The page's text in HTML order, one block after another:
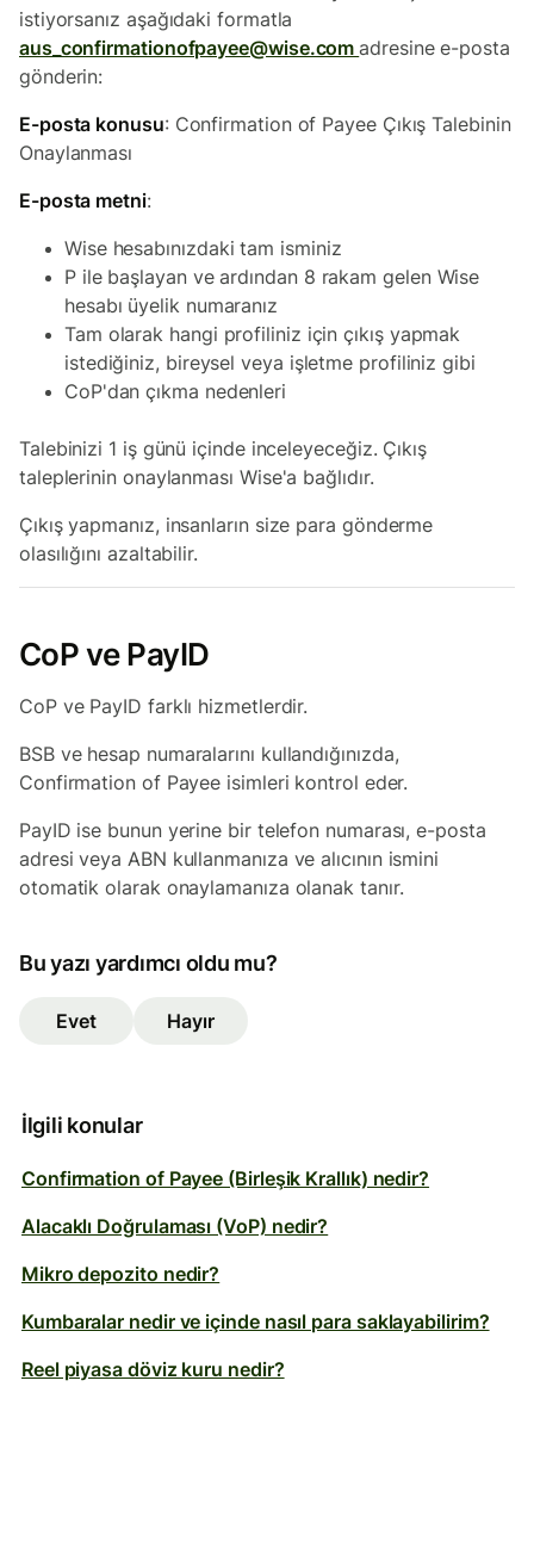
istiyorsanız aşağıdaki formatla
aus_confirmationofpayee@wise.comadresine e-posta
gönderin:
E-posta konusu: Confirmation of Payee Çıkış Talebinin
Onaylanması
E-posta metni:
Wise hesabınızdaki tam isminiz
P ile başlayan ve ardından 8 rakam gelen Wise
hesabı üyelik numaranız
Tam olarak hangi profiliniz için çıkış yapmak
istediğiniz, bireysel veya işletme profiliniz gibi
CoP'dan çıkma nedenleri
Talebinizi 1 iş günü içinde inceleyeceğiz. Çıkış
taleplerinin onaylanması Wise'a bağlıdır.
Çıkış yapmanız, insanların size para gönderme
olasılığını azaltabilir.
CoP ve PayID
CoP ve PayID farklı hizmetlerdir.
BSB ve hesap numaralarını kullandığınızda,
Confirmation of Payee isimleri kontrol eder.
PayID ise bunun yerine bir telefon numarası, e-posta
adresi veya ABN kullanmanıza ve alıcının ismini
otomatik olarak onaylamanıza olanak tanır.
Bu yazı yardımcı oldu mu?
Evet Hayır
İlgili konular
Confirmation of Payee (Birleşik Krallık) nedir?
Alacaklı Doğrulaması (VoP) nedir?
Mikro depozito nedir?
Kumbaralar nedir ve içinde nasıl para saklayabilirim?
Reel piyasa döviz kuru nedir?